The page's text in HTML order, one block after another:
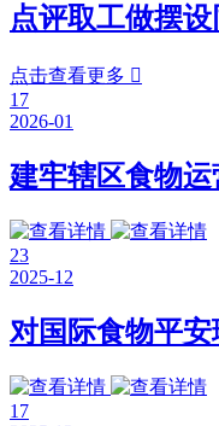
点评取工做摆
点击查看更多 
17
2026-01
建牢辖区食物运
23
2025-12
对国际食物平安
17